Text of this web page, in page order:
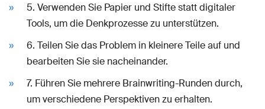
5. Verwenden Sie Papier und Stifte statt digitaler
Tools, um die Denkprozesse zu unterstützen.
6. Teilen Sie das Problem in kleinere Teile auf und
bearbeiten Sie sie nacheinander.
7. Führen Sie mehrere Brainwriting-Runden durch,
um verschiedene Perspektiven zu erhalten.